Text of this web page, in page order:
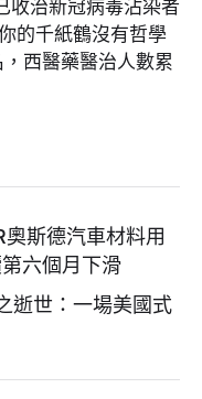
收治新冠病毒沾染者
的千紙鶴沒有哲學
西醫藥醫治人數累
斯德汽車材料用
六個月下滑
逝世：一場美國式